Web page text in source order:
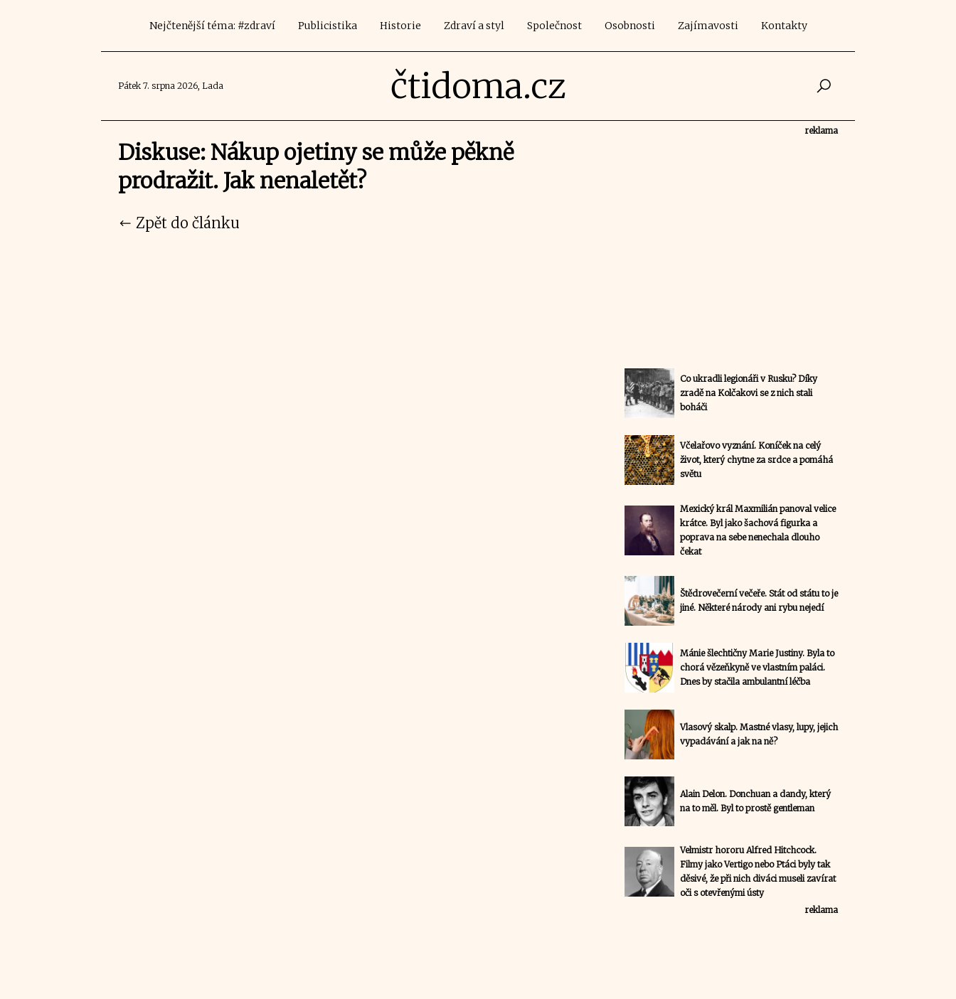
Nejčtenější téma: #zdraví Publicistika Historie Zdraví a styl Společnost Osobnosti Zajímavosti Kontakty
Pátek 7. srpna 2026, Lada čtidoma.cz
Diskuse: Nákup ojetiny se může pěkně
prodražit. Jak nenaletět?
Zpět do článku
reklama
Co ukradli legionáři v Rusku? Díky
zradě na Kolčakovi se z nich stali
boháči
Včelařovo vyznání. Koníček na celý
život, který chytne za srdce a pomáhá
světu
Mexický král Maxmilián panoval velice
krátce. Byl jako šachová figurka a
poprava na sebe nenechala dlouho
čekat
Štědrovečerní večeře. Stát od státu to je
jiné. Některé národy ani rybu nejedí
Mánie šlechtičny Marie Justiny. Byla to
chorá vězeňkyně ve vlastním paláci.
Dnes by stačila ambulantní léčba
Vlasový skalp. Mastné vlasy, lupy, jejich
vypadávání a jak na ně?
Alain Delon. Donchuan a dandy, který
na to měl. Byl to prostě gentleman
Velmistr hororu Alfred Hitchcock.
Filmy jako Vertigo nebo Ptáci byly tak
děsivé, že při nich diváci museli zavírat
oči s otevřenými ústy
reklama